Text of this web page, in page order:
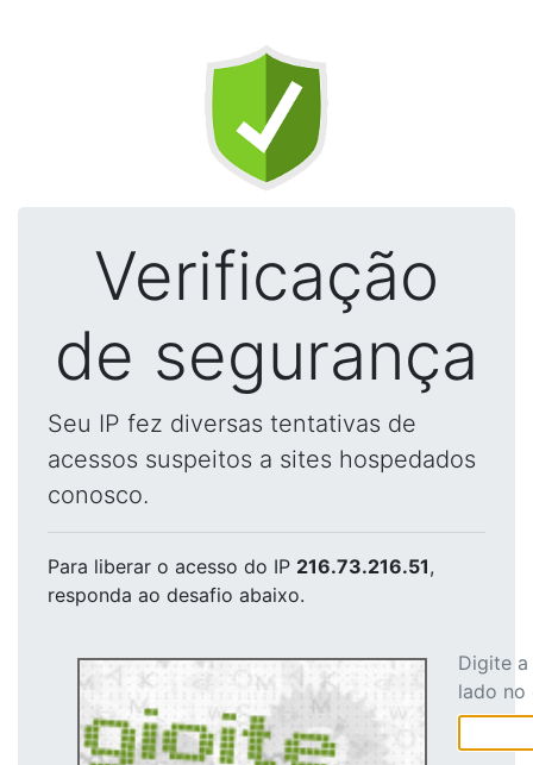
Verificação
de segurança
Seu IP fez diversas tentativas de
acessos suspeitos a sites hospedados
conosco.
Para liberar o acesso do IP 216.73.216.51,
responda ao desafio abaixo.
Digite
lado no